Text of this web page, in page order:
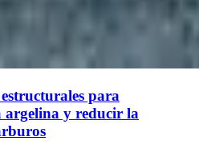
para
argelina y reducir la